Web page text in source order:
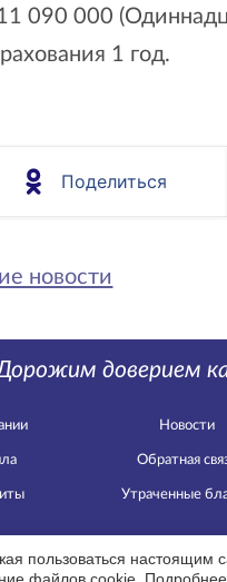
090 000
1 год.
Поделиться
новости
доверием
Новости
Обратная
Утраченные
пользоваться настоящим